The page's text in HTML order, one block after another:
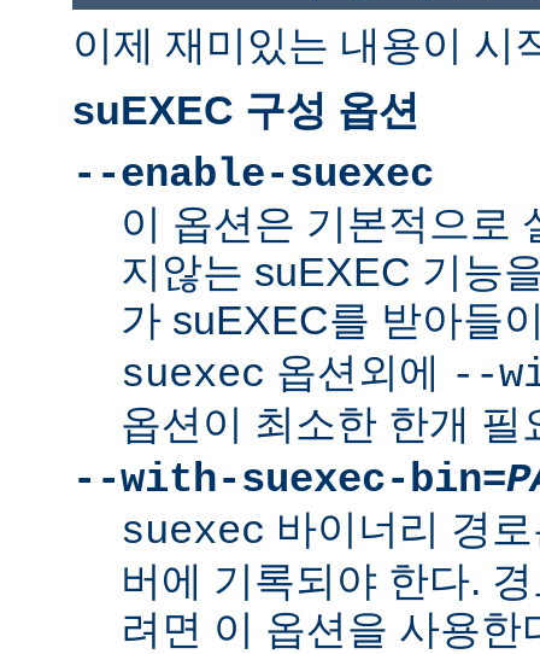
이제 재미있는 내용이 시
suEXEC 구성 옵션
--enable-suexec
이 옵션은 기본적으로
지않는 suEXEC 기능
가 suEXEC를 받아들
suexec 옵션외에
--
옵션이 최소한 한개 필
--with-suexec-bin=
suexec 바이너리 경
버에 기록되야 한다.
려면 이 옵션을 사용